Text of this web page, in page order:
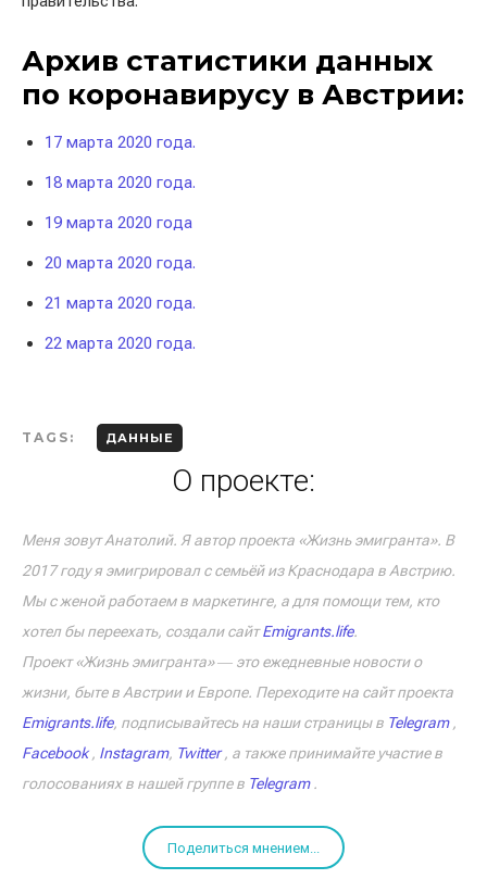
Архив статистики данных
по коронавирусу в Австрии:
17 марта 2020 года.
18 марта 2020 года.
19 марта 2020 года
20 марта 2020 года.
21 марта 2020 года.
22 марта 2020 года.
TAGS: ДАННЫЕ
О проекте:
Меня зовут Анатолий. Я автор проекта «Жизнь эмигранта». В
2017 году я эмигрировал с семьёй из Краснодара в Австрию.
Мы с женой работаем в маркетинге, а для помощи тем, кто
хотел бы переехать, создали сайтEmigrants.life.
Проект «Жизнь эмигранта» ― это ежедневные новости о
жизни, быте в Австрии и Европе. Переходите на сайт проекта
Emigrants.life, подписывайтесь на наши страницы в Telegram,
Facebook, Instagram, Twitter, а также принимайте участие в
голосованиях в нашей группе в Telegram.
Поделиться мнением...